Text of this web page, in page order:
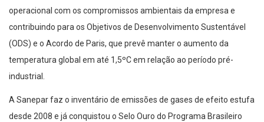
operacional com os compromissos ambientais da empresa e
contribuindo para os Objetivos de Desenvolvimento Sustentável
(ODS) e o Acordo de Paris, que prevê manter o aumento da
temperatura global em até 1,5ºC em relação ao período pré-
industrial.
A Sanepar faz o inventário de emissões de gases de efeito estufa
desde 2008 e já conquistou o Selo Ouro do Programa Brasileiro